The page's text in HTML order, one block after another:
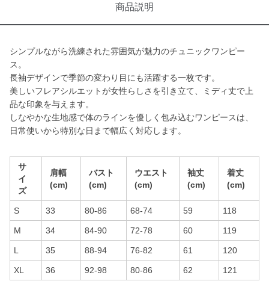
商品説明
シンプルながら洗練された雰囲気が魅力のチュニックワンピー
ス。
長袖デザインで季節の変わり目にも活躍する一枚です。
美しいフレアシルエットが女性らしさを引き立て、ミディ丈で上
品な印象を与えます。
しなやかな生地感で体のラインを優しく包み込むワンピースは、
日常使いから特別な日まで幅広く対応します。
サ
イ
ズ
肩幅
(cm)
バスト
(cm)
ウエスト
(cm)
袖丈
(cm)
着丈
(cm)
S 33 80-86 68-74 59 118
M 34 84-90 72-78 60 119
L 35 88-94 76-82 61 120
XL 36 92-98 80-86 62 121